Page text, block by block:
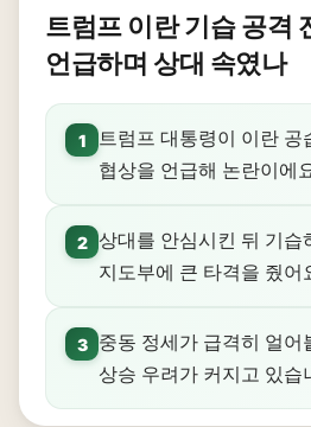
트럼프 이란 기습 공격
언급하며 상대 속였나
1
트럼프 대통령이 이란 공
협상을 언급해 논란이에
2 상대를 안심시킨 뒤 기습
지도부에 큰 타격을 줬어
3
중동 정세가 급격히 얼어
상승 우려가 커지고 있습